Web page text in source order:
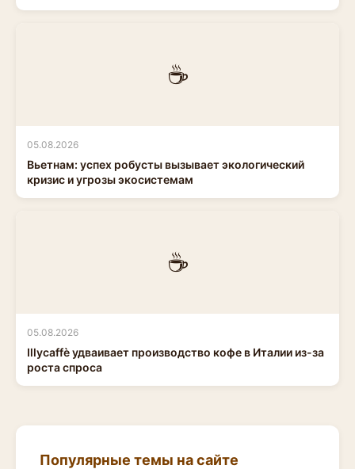
☕
05.08.2026
Вьетнам: успех робусты вызывает экологический
кризис и угрозы экосистемам
☕
05.08.2026
Illycaffè удваивает производство кофе в Италии из-за
роста спроса
Популярные темы на сайте